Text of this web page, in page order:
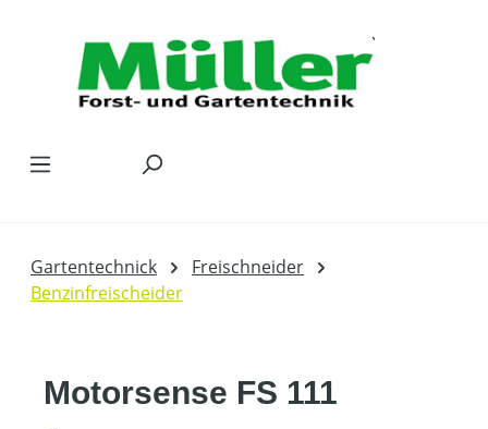
Gartentechnick
Freischneider
Benzinfreischeider
Motorsense FS 111